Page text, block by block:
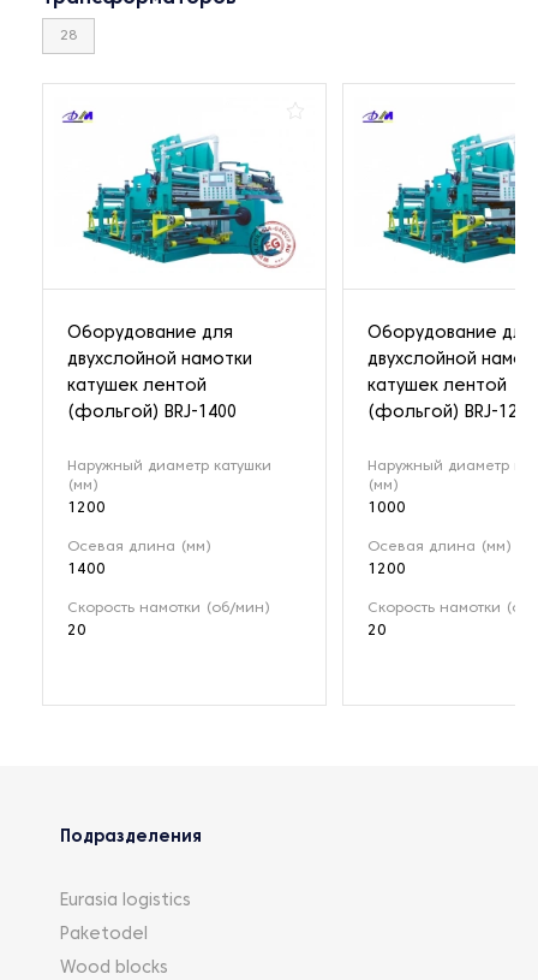
28
Оборудование для
двухслойной намотки
катушек лентой
(фольгой) BRJ-1400
Наружный диаметр катушки
(мм)
1200
Осевая длина (мм)
1400
Скорость намотки (об/мин)
20
Оборудование для
двухслойной
катушек лентой
(фольгой) BRJ-1200
Наружный диаметр
(мм)
1000
Осевая длина (мм)
1200
Скорость намотки
20
Подразделения
Eurasia logistics
Paketodel
Wood blocks